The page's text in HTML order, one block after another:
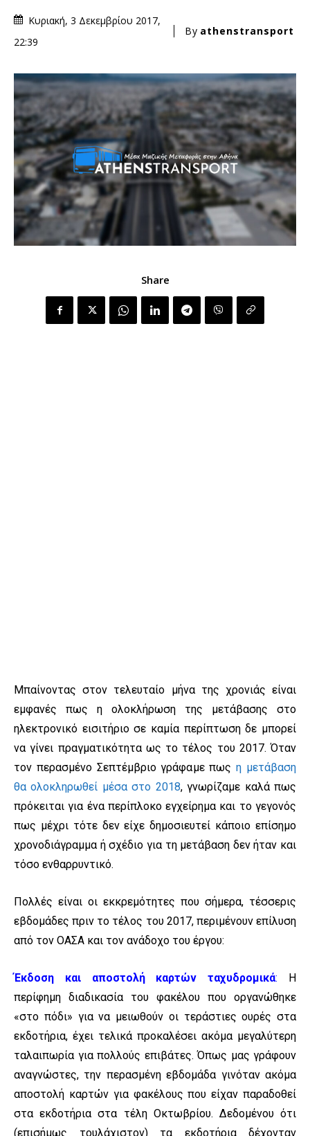
Κυριακή, 3 Δεκεμβρίου 2017,
22:39
By athenstransport
Share
Μπαίνοντας στον τελευταίο μήνα της χρονιάς είναι
εμφανές πως η ολοκλήρωση της μετάβασης στο
ηλεκτρονικό εισιτήριο σε καμία περίπτωση δε μπορεί
να γίνει πραγματικότητα ως το τέλος του 2017. Όταν
τον περασμένο Σεπτέμβριο γράφαμε πωςη μετάβαση
θα ολοκληρωθεί μέσα στο 2018, γνωρίζαμε καλά πως
πρόκειται για ένα περίπλοκο εγχείρημα και το γεγονός
πως μέχρι τότε δεν είχε δημοσιευτεί κάποιο επίσημο
χρονοδιάγραμμα ή σχέδιο για τη μετάβαση δεν ήταν και
τόσο ενθαρρυντικό.
Πολλές είναι οι εκκρεμότητες που σήμερα, τέσσερις
εβδομάδες πριν το τέλος του 2017, περιμένουν επίλυση
από τον ΟΑΣΑ και τον ανάδοχο του έργου:
Έκδοση και αποστολή καρτών ταχυδρομικά: Η
περίφημη διαδικασία του φακέλου που οργανώθηκε
«στο πόδι» για να μειωθούν οι τεράστιες ουρές στα
εκδοτήρια, έχει τελικά προκαλέσει ακόμα μεγαλύτερη
ταλαιπωρία για πολλούς επιβάτες. Όπως μας γράφουν
αναγνώστες, την περασμένη εβδομάδα γινόταν ακόμα
αποστολή καρτών για φακέλους που είχαν παραδοθεί
στα εκδοτήρια στα τέλη Οκτωβρίου. Δεδομένου ότι
(επισήμως τουλάχιστον) τα εκδοτήρια δέχονταν